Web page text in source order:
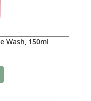
Wash, 150ml